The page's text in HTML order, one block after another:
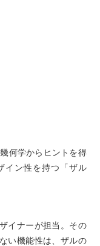
何学からヒントを得
イン性を持つ「ザル
イナーが担当。その
い機能性は、ザルの